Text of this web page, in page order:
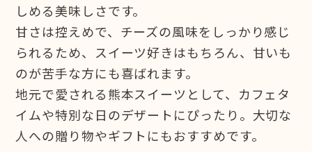
しめる美味しさです。
甘さは控えめで、チーズの風味をしっかり感じ
られるため、スイーツ好きはもちろん、甘いも
のが苦手な方にも喜ばれます。
地元で愛される熊本スイーツとして、カフェタ
イムや特別な日のデザートにぴったり。大切な
人への贈り物やギフトにもおすすめです。